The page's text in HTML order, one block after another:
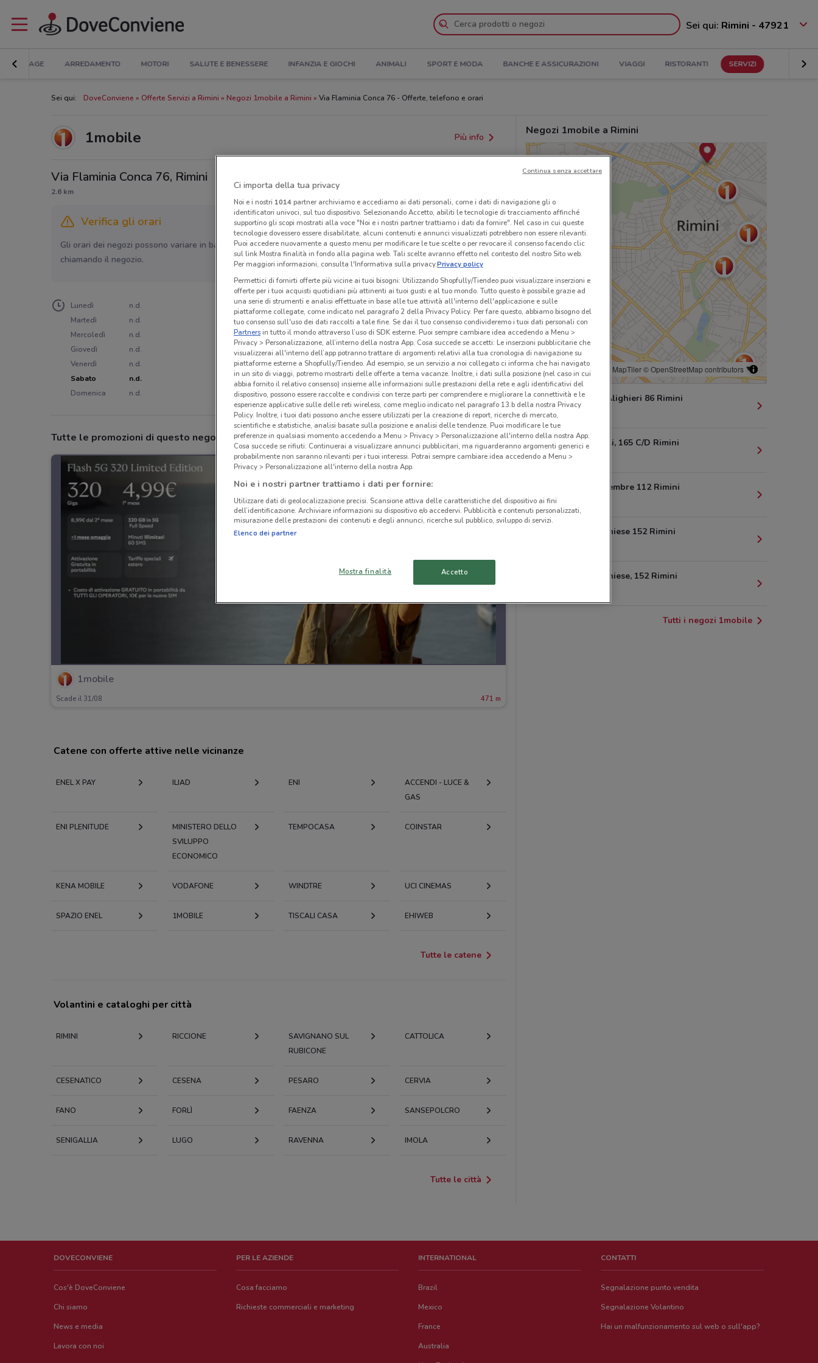
Sei qui: Rimini - 47921
BRICOLAGE ARREDAMENTO MOTORI SALUTE E BENESSERE INFANZIA E GIOCHI ANIMALI SPORT E MODA BANCHE E ASSICURAZIONI VIAGGI RISTORANTI SERVIZI
Sei qui: DoveConviene Offerte Servizi a Rimini Negozi 1mobile a Rimini Via Flaminia Conca 76 - Offerte, telefono e orari
1mobile Più info
Via Flaminia Conca 76, Rimini
2.6 km
Verifica gli orari
Gli orari dei negozi possono variare in base agli ultimi provvedimenti regionali o nazionali. Verifica l’accuratezza
chiamando il negozio.
Lunedì
n.d.
Martedì
n.d.
Mercoledì
n.d.
Giovedì
n.d.
Venerdì
n.d.
Sabato
n.d.
Domenica
n.d.
Tutte le promozioni di questo negozio
1mobile
Scade il 31/08 471 m
Negozi 1mobile a Rimini
© MapTiler© OpenStreetMap contributors
Via Dante Alighieri 86 Rimini
Viale Tripoli, 165 C/D Rimini
1.1 km
Via Xx Settembre 112 Rimini
Via Marecchiese 152 Rimini
Via Marecchiese, 152 Rimini
Tutti i negozi 1mobile
Catene con offerte attive nelle vicinanze
ENEL X PAY ILIAD ENI
ACCENDI - LUCE &
GAS
ENI PLENITUDE
MINISTERO DELLO
SVILUPPO
ECONOMICO
TEMPOCASA COINSTAR
KENA MOBILE VODAFONE WINDTRE UCI CINEMAS
SPAZIO ENEL 1MOBILE TISCALI CASA EHIWEB
Tutte le catene
Volantini e cataloghi per città
RIMINI RICCIONE
SAVIGNANO SUL
RUBICONE
CATTOLICA
CESENATICO CESENA PESARO CERVIA
FANO FORLÌ FAENZA SANSEPOLCRO
SENIGALLIA LUGO RAVENNA IMOLA
Tutte le città
DOVECONVIENE
Cos'è DoveConviene
Chi siamo
News e media
Lavora con noi
PER LE AZIENDE
Cosa facciamo
Richieste commerciali e marketing
INTERNATIONAL
Brazil
Mexico
France
Australia
CONTATTI
Segnalazione punto vendita
Segnalazione Volantino
Hai un malfunzionamento sul web o sull'app?
Ci importa della tua privacy
Noi e i nostri 1014partner archiviamo e accediamo ai dati personali, come i dati di navigazione gli o
identificatori univoci, sul tuo dispositivo. Selezionando Accetto, abiliti le tecnologie di tracciamento affinché
supportino gli scopi mostrati alla voce "Noi e i nostri partner trattiamo i dati da fornire". Nel caso in cui queste
tecnologie dovessero essere disabilitate, alcuni contenuti e annunci visualizzati potrebbero non essere rilevanti.
Puoi accedere nuovamente a questo menu per modificare le tue scelte o per revocare il consenso facendo clic
sul link Mostra finalità in fondo alla pagina web. Tali scelte avranno effetto nel contesto del nostro Sito web.
Per maggiori informazioni, consulta l'Informativa sulla privacy.Privacy policy
Permettici di fornirti offerte più vicine ai tuoi bisogni: Utilizzando Shopfully/Tiendeo puoi visualizzare inserzioni e
offerte per i tuoi acquisti quotidiani più attinenti ai tuoi gusti e al tuo mondo. Tutto questo è possibile grazie ad
una serie di strumenti e analisi effettuate in base alle tue attività all'interno dell'applicazione e sulle
piattaforme collegate, come indicato nel paragrafo 2 della Privacy Policy. Per fare questo, abbiamo bisogno del
tuo consenso sull'uso dei dati raccolti a tale fine. Se dai il tuo consenso condivideremo i tuoi dati personali con
Partnersin tutto il mondo attraverso l’uso di SDK esterne. Puoi sempre cambiare idea accedendo a Menu >
Privacy > Personalizzazione, all’interno della nostra App. Cosa succede se accetti: Le inserzioni pubblicitarie che
visualizzerai all'interno dell’app potranno trattare di argomenti relativi alla tua cronologia di navigazione su
piattaforme esterne a Shopfully/Tiendeo. Ad esempio, se un servizio a noi collegato ci informa che hai navigato
in un sito di viaggi, potremo mostrarti delle offerte a tema vacanze. Inoltre, i dati sulla posizione (nel caso in cui
abbia fornito il relativo consenso) insieme alle informazioni sulle prestazioni della rete e agli identificativi del
dispositivo, possono essere raccolte e condivisi con terze parti per comprendere e migliorare la connettività e le
esperienze applicative sulle delle reti wireless, come meglio indicato nel paragrafo 13.b della nostra Privacy
Policy. Inoltre, i tuoi dati possono anche essere utilizzati per la creazione di report, ricerche di mercato,
scientifiche e statistiche, analisi basate sulla posizione e analisi delle tendenze. Puoi modificare le tue
preferenze in qualsiasi momento accedendo a Menu > Privacy > Personalizzazione all'interno della nostra App.
Cosa succede se rifiuti: Continuerai a visualizzare annunci pubblicitari, ma riguarderanno argomenti generici e
probabilmente non saranno rilevanti per i tuoi interessi. Potrai sempre cambiare idea accedendo a Menu >
Privacy > Personalizzazione all'interno della nostra App.
Noi e i nostri partner trattiamo i dati per fornire:
Utilizzare dati di geolocalizzazione precisi. Scansione attiva delle caratteristiche del dispositivo ai fini
dell’identificazione. Archiviare informazioni su dispositivo e/o accedervi. Pubblicità e contenuti personalizzati,
misurazione delle prestazioni dei contenuti e degli annunci, ricerche sul pubblico, sviluppo di servizi.
Elenco dei partner
Mostra finalità Accetto
Continua senza accettare